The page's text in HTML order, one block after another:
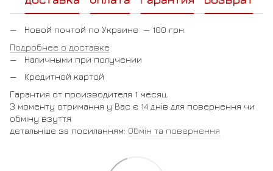
Новой почтой по Украине — 100 грн.
Подробнее о доставке
Наличными при получении
Кредитной картой
Гарантия от производителя 1 месяц.
З моменту отримання у Вас є 14 днів для повернення чи
обміну взуття
детальніше за посиланням: Обмін та повернення